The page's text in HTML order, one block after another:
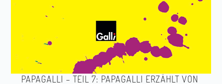
PAPAGALLI – TEIL 7: PAPAGALLI ERZÄHLT VON